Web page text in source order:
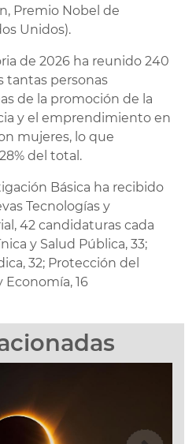
Premio Nobel de
Unidos).
de 2026 ha reunido 240
tantas personas
de la promoción de la
y el emprendimiento en
mujeres, lo que
del total.
Básica ha recibido
Tecnologías y
42 candidaturas cada
y Salud Pública, 33;
32; Protección del
Economía, 16